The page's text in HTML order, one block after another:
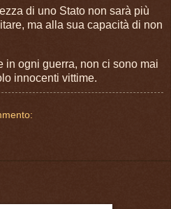
di uno Stato non sarà più
ma alla sua capacità di non
in ogni guerra, non ci sono mai
innocenti vittime.